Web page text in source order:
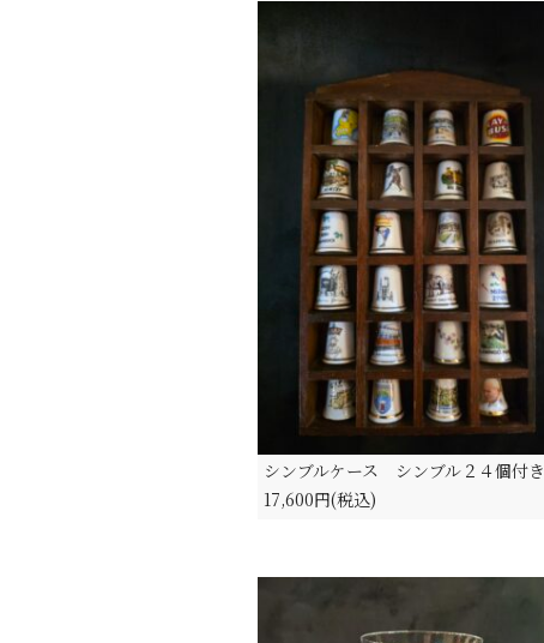
シンブルケース シンブル２４個付き
17,600円(税込)